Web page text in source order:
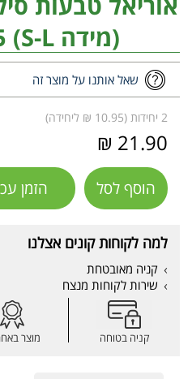
(מידה S-L) Uriel 365
שאל אותנו על מוצר זה
2 יחידות (10.95 ₪ ליחידה)
21.90 ₪
הוסף לסל הזמן
למה לקוחות קונים אצלנו
קניה מאובטחת
שירות לקוחות מנצח
קניה בטוחה מוצר